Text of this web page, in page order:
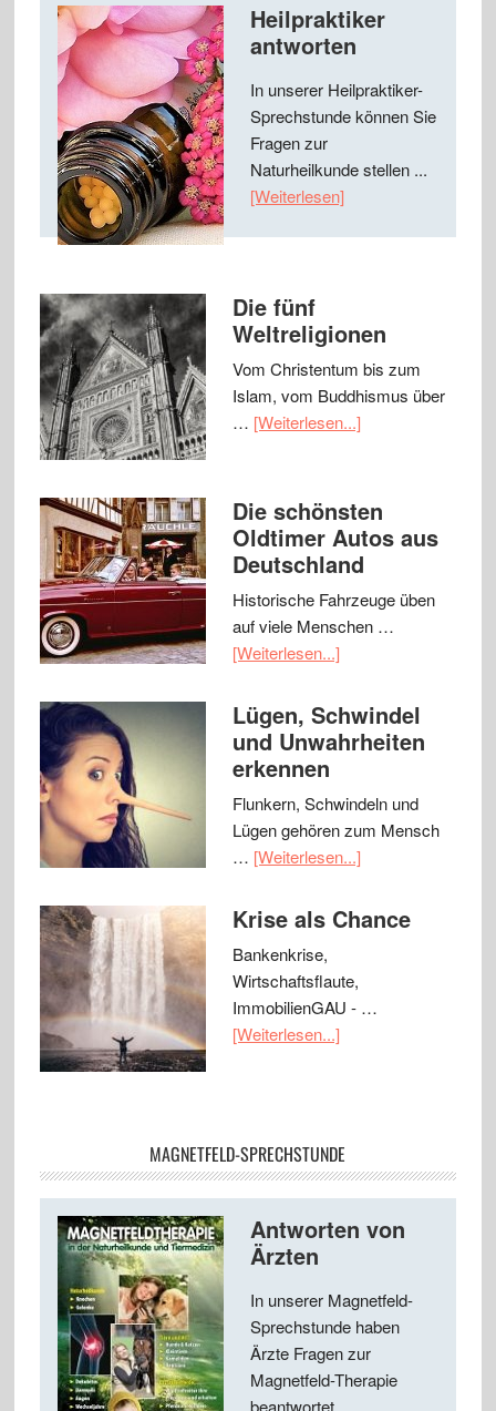
Heilpraktiker
antworten
In unserer Heilpraktiker-
Sprechstunde können Sie
Fragen zur
Naturheilkunde stellen ...
[Weiterlesen]
Die fünf
Weltreligionen
Vom Christentum bis zum
Islam, vom Buddhismus über
… [Weiterlesen...]
Die schönsten
Oldtimer Autos aus
Deutschland
Historische Fahrzeuge üben
auf viele Menschen …
[Weiterlesen...]
Lügen, Schwindel
und Unwahrheiten
erkennen
Flunkern, Schwindeln und
Lügen gehören zum Mensch
… [Weiterlesen...]
Krise als Chance
Bankenkrise,
Wirtschaftsflaute,
ImmobilienGAU - …
[Weiterlesen...]
MAGNETFELD-SPRECHSTUNDE
Antworten von
Ärzten
In unserer Magnetfeld-
Sprechstunde haben
Ärzte Fragen zur
Magnetfeld-Therapie
beantwortet ...